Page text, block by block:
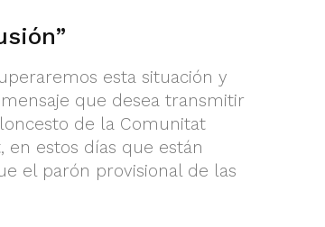
esta situación y
que desea transmitir
de la Comunitat
en estos días que están
el parón provisional de las